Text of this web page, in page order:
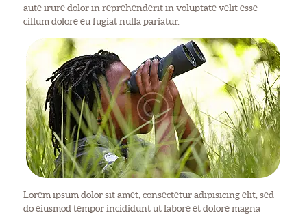
aute irure dolor in reprehenderit in voluptate velit esse
cillum dolore eu fugiat nulla pariatur.
Lorem ipsum dolor sit amet, consectetur adipisicing elit, sed
do eiusmod tempor incididunt ut labore et dolore magna